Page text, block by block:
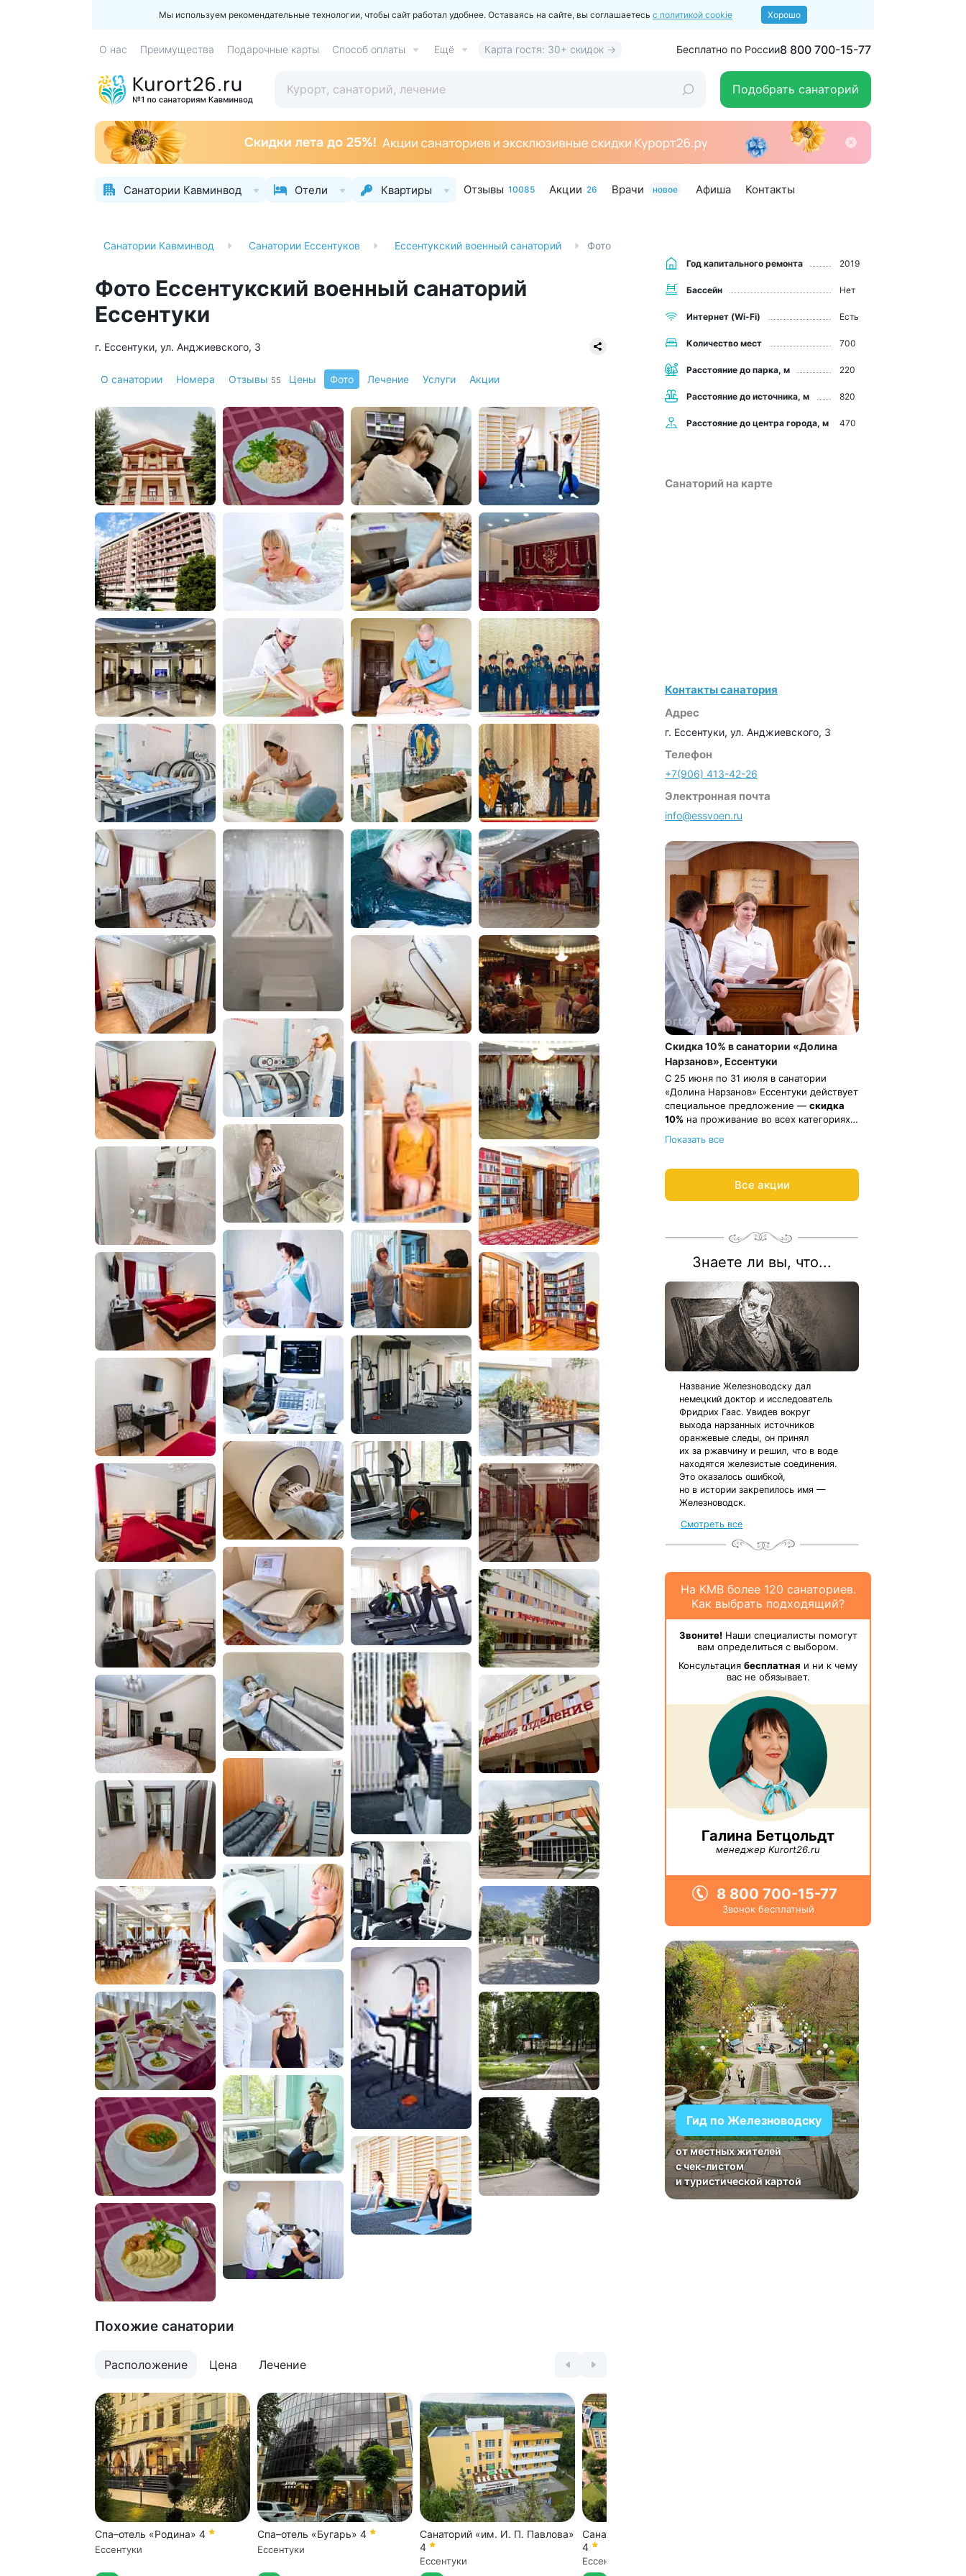
Мы используем рекомендательные технологии, чтобы сайт работал удобнее. Оставаясь на сайте, вы соглашаетесь с политикой cookie Хорошо
О нас Преимущества Подарочные карты Способ оплаты Ещё Карта гостя: 30+ скидок → Бесплатно по России8 800 700-15-77
Подобрать санаторий
Санатории Кавминвод Отели Квартиры Отзывы 10085 Акции 26 Врачи новое Афиша Контакты
Санатории Кавминвод Санатории Ессентуков Ессентукский военный санаторий Фото
Фото Ессентукский военный санаторий
Ессентуки
г. Ессентуки, ул. Анджиевского, 3
О санатории Номера Отзывы 55 Цены Фото Лечение Услуги Акции
Похожие санатории
Расположение Цена Лечение
Спа–отель «Родина» 4
Ессентуки
Спа–отель «Бугарь» 4
Ессентуки
Санаторий «им. И. П. Павлова»
4
Ессентуки
Санаторий «Долина Нарзанов»
4
Ессентуки
Год капитального ремонта 2019
Бассейн Нет
Интернет (Wi-Fi) Есть
Количество мест 700
Расстояние до парка, м 220
Расстояние до источника, м 820
Расстояние до центра города, м 470
Санаторий на карте
Контакты санатория
Адрес
г. Ессентуки, ул. Анджиевского, 3
Телефон
+7(906) 413-42-26
Электронная почта
info@essvoen.ru
Скидка 10% в санатории «Долина
Нарзанов», Ессентуки
С 25 июня по 31 июля в санатории
«Долина Нарзанов» Ессентуки действует
специальное предложение — скидка
10% на проживание во всех категориях
номеров и по всем санаторно-
курортным программам (кроме
Весь период проживания должен
пройти в даты 25 июня — 31 июля 2026.
забронируем отдых по
8 800 700-15-77.
Показать все
Все акции
Знаете ли вы, что...
Название Железноводску дал
немецкий доктор и исследователь
Фридрих Гаас. Увидев вокруг
выхода нарзанных источников
оранжевые следы, он принял
их за ржавчину и решил, что в воде
находятся железистые соединения.
Это оказалось ошибкой,
но в истории закрепилось имя —
Железноводск.
Смотреть все
На КМВ более 120 санаториев.
Как выбрать подходящий?
Звоните!Наши специалисты помогут
вам определиться с выбором.
Консультация бесплатная и ни к чему
вас не обязывает.
Галина Бетцольдт
менеджер Kurort26.ru
8 800 700-15-77
Звонок бесплатный
Гид по Железноводску
от местных жителей
с чек-листом
и туристической картой